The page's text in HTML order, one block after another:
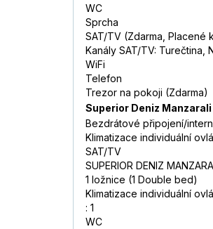
WC
Sprcha
SAT/TV (Zdarma, Placené
Kanály SAT/TV: Turečtina,
WiFi
Telefon
Trezor na pokoji (Zdarma)
Superior Deniz Manzarali
Bezdrátové připojení/
Klimatizace individuální
SAT/TV
SUPERIOR DENIZ
1 ložnice (1 Double bed)
Klimatizace individuální
: 1
WC